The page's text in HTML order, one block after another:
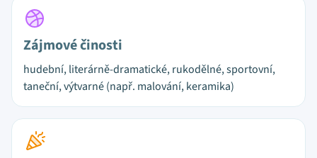
Zájmové činosti
hudební, literárně-dramatické, rukodělné, sportovní,
taneční, výtvarné (např. malování, keramika)